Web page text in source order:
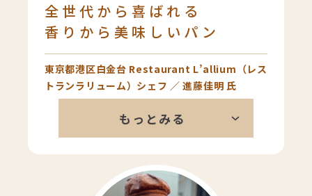
全世代から喜ばれる
香りから美味しいパン
東京都港区白金台 Restaurant L’allium（レス
トランラリューム）シェフ ／ 進藤佳明 氏
ているなと思います。粉の香りも良
はもっちり皮はパリッとしている食
感のコントラストは、レストランの
もっとみる